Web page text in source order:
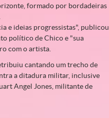
formado por bordadeiras
e ideias progressistas", publicou
político de Chico e "sua
com o artista.
cantando um trecho de
a ditadura militar, inclusive
Angel Jones, militante de